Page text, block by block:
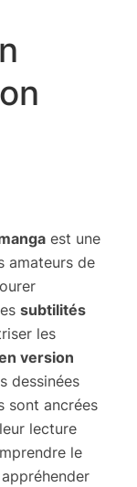
est une
amateurs de
subtilités
les
version
dessinées
sont ancrées
lecture
le